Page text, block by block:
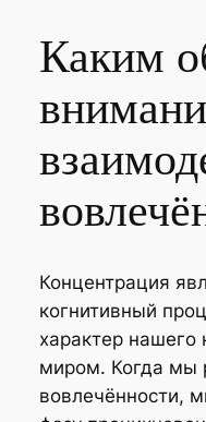
Каким
Концентрация
когнитивный
характер
миром. Когда мы
вовлечённости,